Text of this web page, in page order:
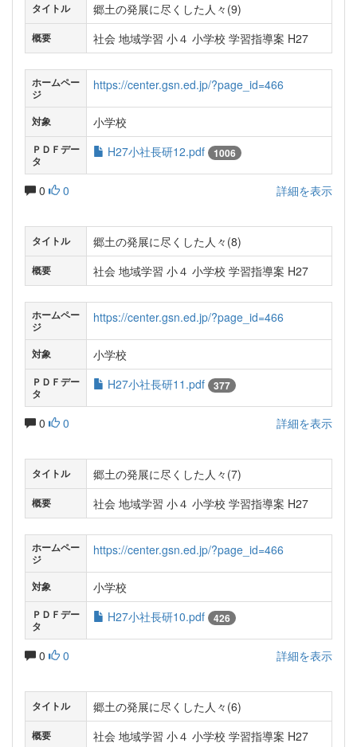
タイトル 郷土の発展に尽くした人々(9)
概要 社会 地域学習 小４ 小学校 学習指導案 H27
ホームペー
ジ
https://center.gsn.ed.jp/?page_id=466
対象 小学校
ＰＤＦデー
タ
H27小社長研12.pdf 1006
0 0 詳細を表示
タイトル 郷土の発展に尽くした人々(8)
概要 社会 地域学習 小４ 小学校 学習指導案 H27
ホームペー
ジ
https://center.gsn.ed.jp/?page_id=466
対象 小学校
ＰＤＦデー
タ
H27小社長研11.pdf 377
0 0 詳細を表示
タイトル 郷土の発展に尽くした人々(7)
概要 社会 地域学習 小４ 小学校 学習指導案 H27
ホームペー
ジ
https://center.gsn.ed.jp/?page_id=466
対象 小学校
ＰＤＦデー
タ
H27小社長研10.pdf 426
0 0 詳細を表示
タイトル 郷土の発展に尽くした人々(6)
概要 社会 地域学習 小４ 小学校 学習指導案 H27